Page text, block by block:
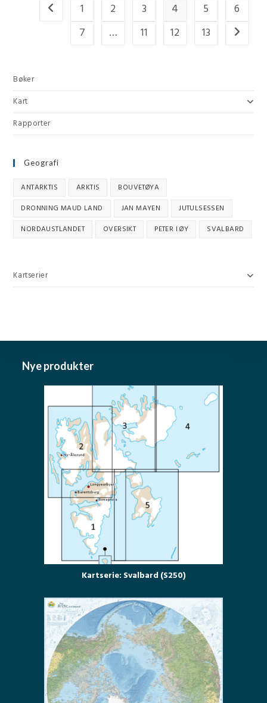
1 2 3 4 5
6
7
… 11 12 13
Bøker
Kart
Rapporter
Geografi
ANTARKTIS ARKTIS
BOUVETØYA
DRONNING MAUD LAND
JAN MAYEN
JUTULSESSEN
NORDAUSTLANDET
OVERSIKT PETER I ØY SVALBARD
Kartserier
Nye produkter
Kartserie: Svalbard (S250)